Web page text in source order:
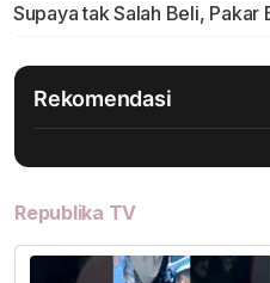
Supaya tak Salah Beli,
Rekomendasi
Republika TV